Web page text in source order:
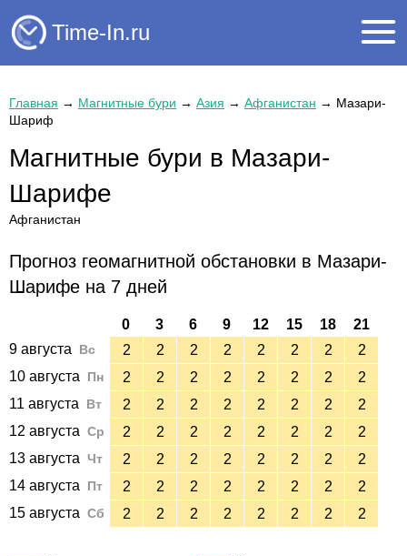
Time-In.ru
Главная → Магнитные бури → Азия → Афганистан → Мазари-
Шариф
Магнитные бури в Мазари-
Шарифе
Афганистан
Прогноз геомагнитной обстановки в Мазари-
Шарифе на 7 дней
0 3 6 9 12 15 18
21
9 августа
Вс 2 2 2 2 2 2 2
2
10 августа
Пн 2 2 2 2 2 2 2
2
11 августа
Вт 2 2 2 2 2 2 2
2
12 августа Ср 2 2 2 2 2 2 2
2
13 августа Чт 2 2 2 2 2 2 2
2
14 августа
Пт 2 2 2 2 2 2 2
2
15 августа Сб 2 2 2 2 2 2 2 2